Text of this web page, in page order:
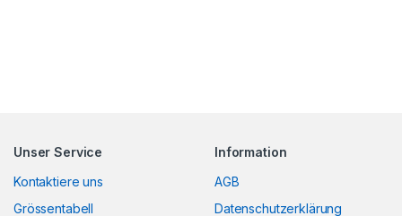
Unser Service
Kontaktiere uns
Grössentabell
Information
AGB
Datenschutzerklärung